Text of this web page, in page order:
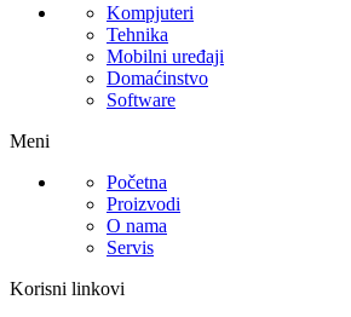
Kompjuteri
Tehnika
Mobilni uređaji
Domaćinstvo
Software
Meni
Početna
Proizvodi
O nama
Servis
Korisni linkovi